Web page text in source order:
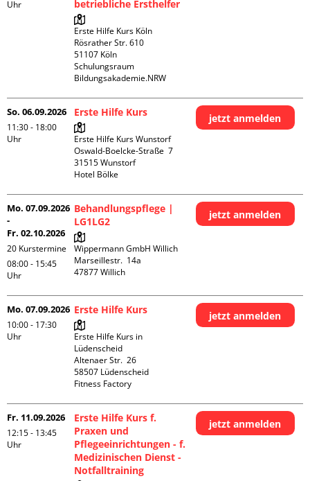
Uhr
betriebliche Ersthelfer
Erste Hilfe Kurs Köln
Rösrather Str. 610
51107 Köln
Schulungsraum
Bildungsakademie.NRW
So. 06.09.2026
11:30 - 18:00
Uhr
Erste Hilfe Kurs
Erste Hilfe Kurs Wunstorf
Oswald-Boelcke-Straße  7
31515 Wunstorf
Hotel Bölke
jetzt anmelden
Mo. 07.09.2026
-
Fr. 02.10.2026
20 Kurstermine
08:00 - 15:45
Uhr
Behandlungspflege |
LG1LG2
Wippermann GmbH Willich
Marseillestr.  14a
jetzt anmelden
Mo. 07.09.2026
10:00 - 17:30
Uhr
Erste Hilfe Kurs
Erste Hilfe Kurs in
Lüdenscheid
Altenaer Str.  26
58507 Lüdenscheid
Fitness Factory
jetzt anmelden
Fr. 11.09.2026
12:15 - 13:45
Uhr
Erste Hilfe Kurs f.
Praxen und
Pflegeeinrichtungen - f.
Medizinischen Dienst -
Notfalltraining
jetzt anmelden